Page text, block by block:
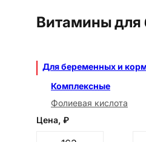
Витамины для
Для беременных и
Комплексные
Фолиевая кислота
Цена, ₽